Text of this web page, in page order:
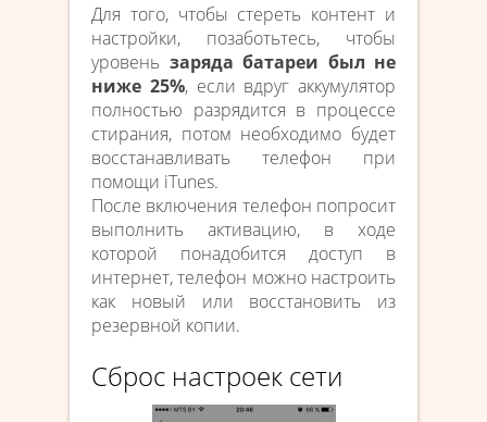
Для того, чтобы стереть контент и
настройки, позаботьтесь, чтобы
уровень заряда батареи был не
ниже 25%, если вдруг аккумулятор
полностью разрядится в процессе
стирания, потом необходимо будет
восстанавливать телефон при
помощи iTunes.
После включения телефон попросит
выполнить активацию, в ходе
которой понадобится доступ в
интернет, телефон можно настроить
как новый или восстановить из
резервной копии.
Сброс настроек сети